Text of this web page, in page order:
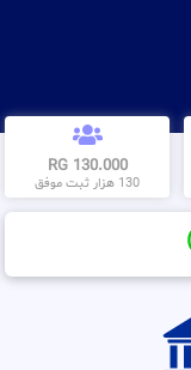
130.000 RG
130 هزار ثبت موفق